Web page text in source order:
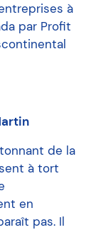
à
par Profit
de la
à tort
en
pas. Il